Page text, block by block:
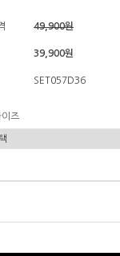
49,900원
39,900원
SET057D36
이즈